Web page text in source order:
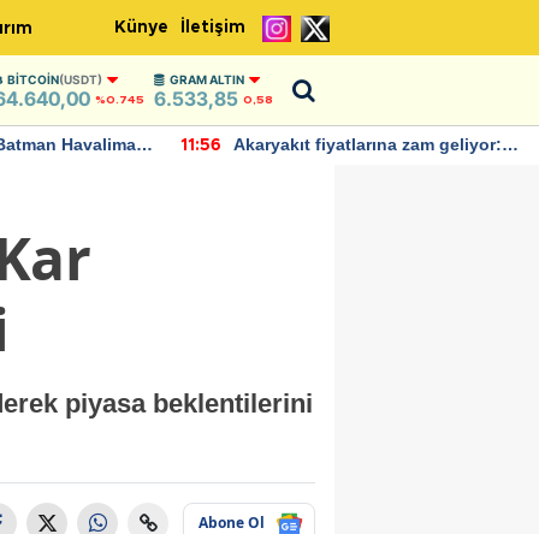
Künye İletişim
BITCOIN(USDT)
%0.745
GRAM ALTIN
6.533,85 0,58
Havalimanı
11:56
Akaryakıt fiyatlarına zam geliyor:
piyasa beklentilerini
Abone Ol